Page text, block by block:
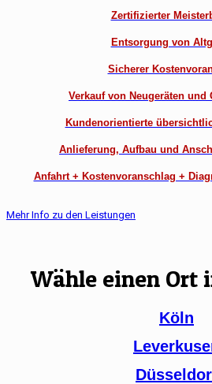
Zertifizierter
Entsorgung von
Sicherer
Verkauf von Neugeräten und
Kundenorientierte
Anlieferung, Aufbau und
Anfahrt + Kostenvoranschlag +
Mehr Info zu den Leistungen
Wähle einen Ort
Köln